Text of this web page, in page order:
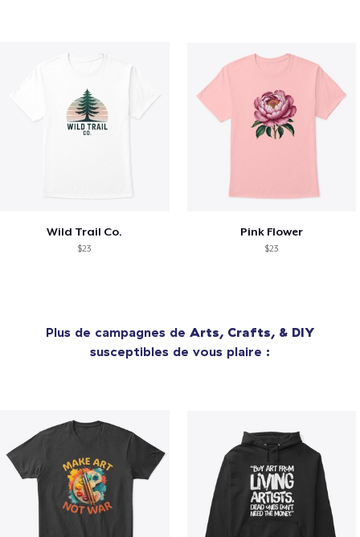
Wild Trail Co.
$23
Pink Flower
$23
Plus de campagnes de Arts, Crafts, & DIY
susceptibles de vous plaire :